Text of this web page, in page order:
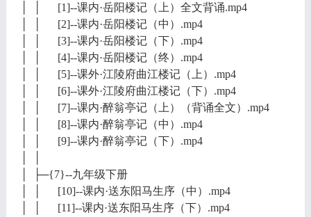
│ │ [1]--课内·岳阳楼记（上）全文背诵.mp4
│ │ [2]--课内·岳阳楼记（中）.mp4
│ │ [3]--课内·岳阳楼记（下）.mp4
│ │ [4]--课内·岳阳楼记（终）.mp4
│ │ [5]--课外·江陵府曲江楼记（上）.mp4
│ │ [6]--课外·江陵府曲江楼记（下）.mp4
│ │ [7]--课内·醉翁亭记（上）（背诵全文）.mp4
│ │ [8]--课内·醉翁亭记（中）.mp4
│ │ [9]--课内·醉翁亭记（下）.mp4
│ ├─{7}--九年级下册
│ │ [10]--课内·送东阳马生序（中）.mp4
│ │ [11]--课内·送东阳马生序（下）.mp4